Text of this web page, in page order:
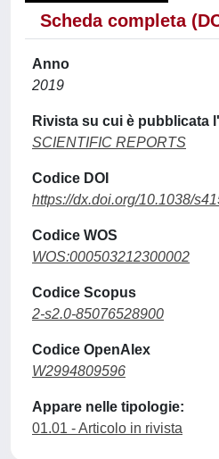
Scheda completa
Anno
2019
Rivista su cui è pubblicata
SCIENTIFIC REPORTS
Codice DOI
https://dx.doi.org/10.1038/
Codice WOS
WOS:000503212300002
Codice Scopus
2-s2.0-85076528900
Codice OpenAlex
W2994809596
Appare nelle tipologie:
01.01 - Articolo in rivista